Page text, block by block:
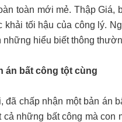
toàn mới mẻ. Thập
tối hậu của công lý.
hiểu biết thông
án bất công tột cùng
chấp nhận một bản án
những bất công mà